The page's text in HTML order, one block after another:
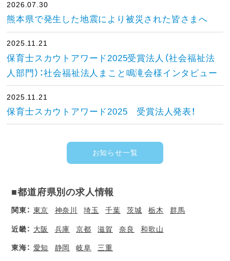
2026.07.30
熊本県で発生した地震により被災された皆さまへ
2025.11.21
保育士スカウトアワード2025受賞法人（社会福祉法
人部門）：社会福祉法人まこと鳴滝会様インタビュー
2025.11.21
保育士スカウトアワード2025 受賞法人発表！
お知らせ一覧
■都道府県別の求人情報
関東： 東京 神奈川 埼玉 千葉 茨城 栃木 群馬
近畿： 大阪 兵庫 京都 滋賀 奈良 和歌山
東海： 愛知 静岡 岐阜 三重